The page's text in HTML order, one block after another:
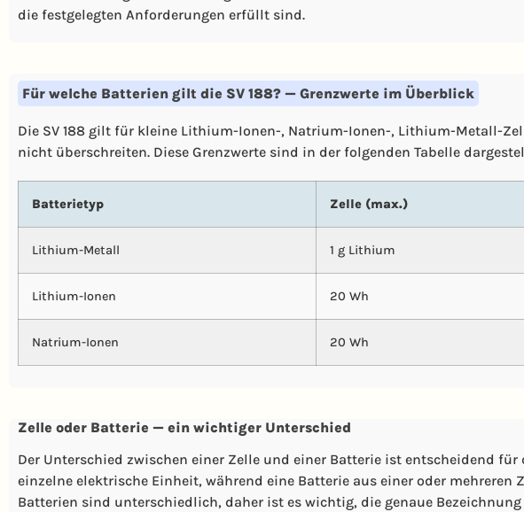
die festgelegten Anforderungen erfüllt sind.
Für welche Batterien gilt die SV 188? — Grenzwerte im Überblick
Die SV 188 gilt für kleine Lithium-Ionen-, Natrium-Ionen-, Lithium-Metall-
nicht überschreiten. Diese Grenzwerte sind in der folgenden Tabelle
Batterietyp Zelle (max.)
Lithium-Metall 1 g Lithium
Lithium-Ionen 20 Wh
Natrium-Ionen 20 Wh
Zelle oder Batterie — ein wichtiger Unterschied
Der Unterschied zwischen einer Zelle und einer Batterie ist entscheidend für
einzelne elektrische Einheit, während eine Batterie aus einer oder mehreren
Batterien sind unterschiedlich, daher ist es wichtig, die genaue